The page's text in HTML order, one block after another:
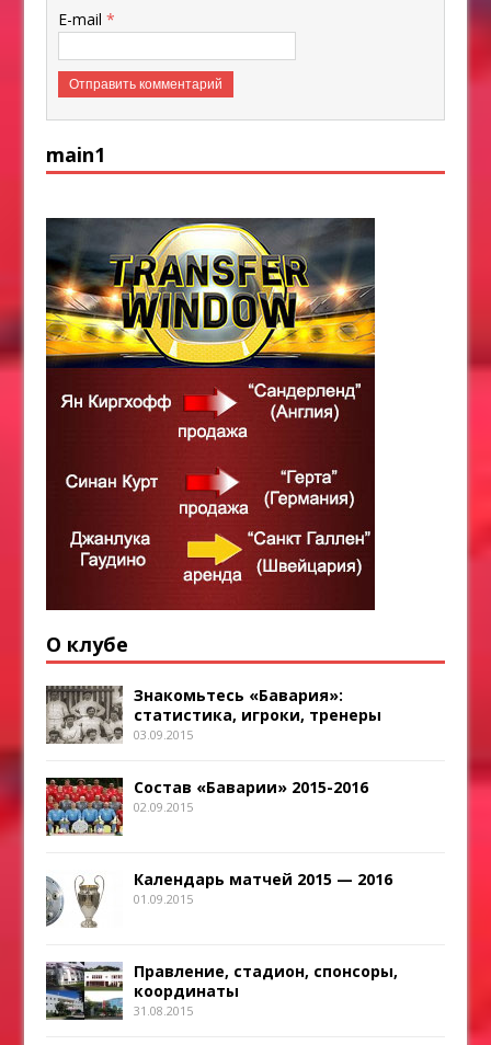
E-mail*
main1
О клубе
Знакомьтесь «Бавария»:
статистика, игроки, тренеры
03.09.2015
Состав «Баварии» 2015-2016
02.09.2015
Календарь матчей 2015 — 2016
01.09.2015
Правление, стадион, спонсоры,
координаты
31.08.2015